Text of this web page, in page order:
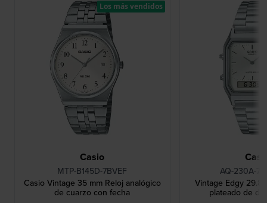
Casio
MTP-B145D-7BVEF
Casio Vintage 35 mm Reloj analógico
de cuarzo con fecha
Los más vendidos
AQ-230A-
Vintage Edgy 29.8
plateado de